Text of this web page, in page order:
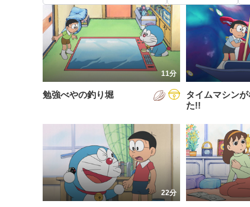
放送が古い順
放送が新しい順
配信が古い順
配信が新しい順
あいうえお順(降順)
動画が長い順
動画が短い順
すべて
視聴済み
11分
勉強べやの釣り堀
タイムマシン
た!!
22分